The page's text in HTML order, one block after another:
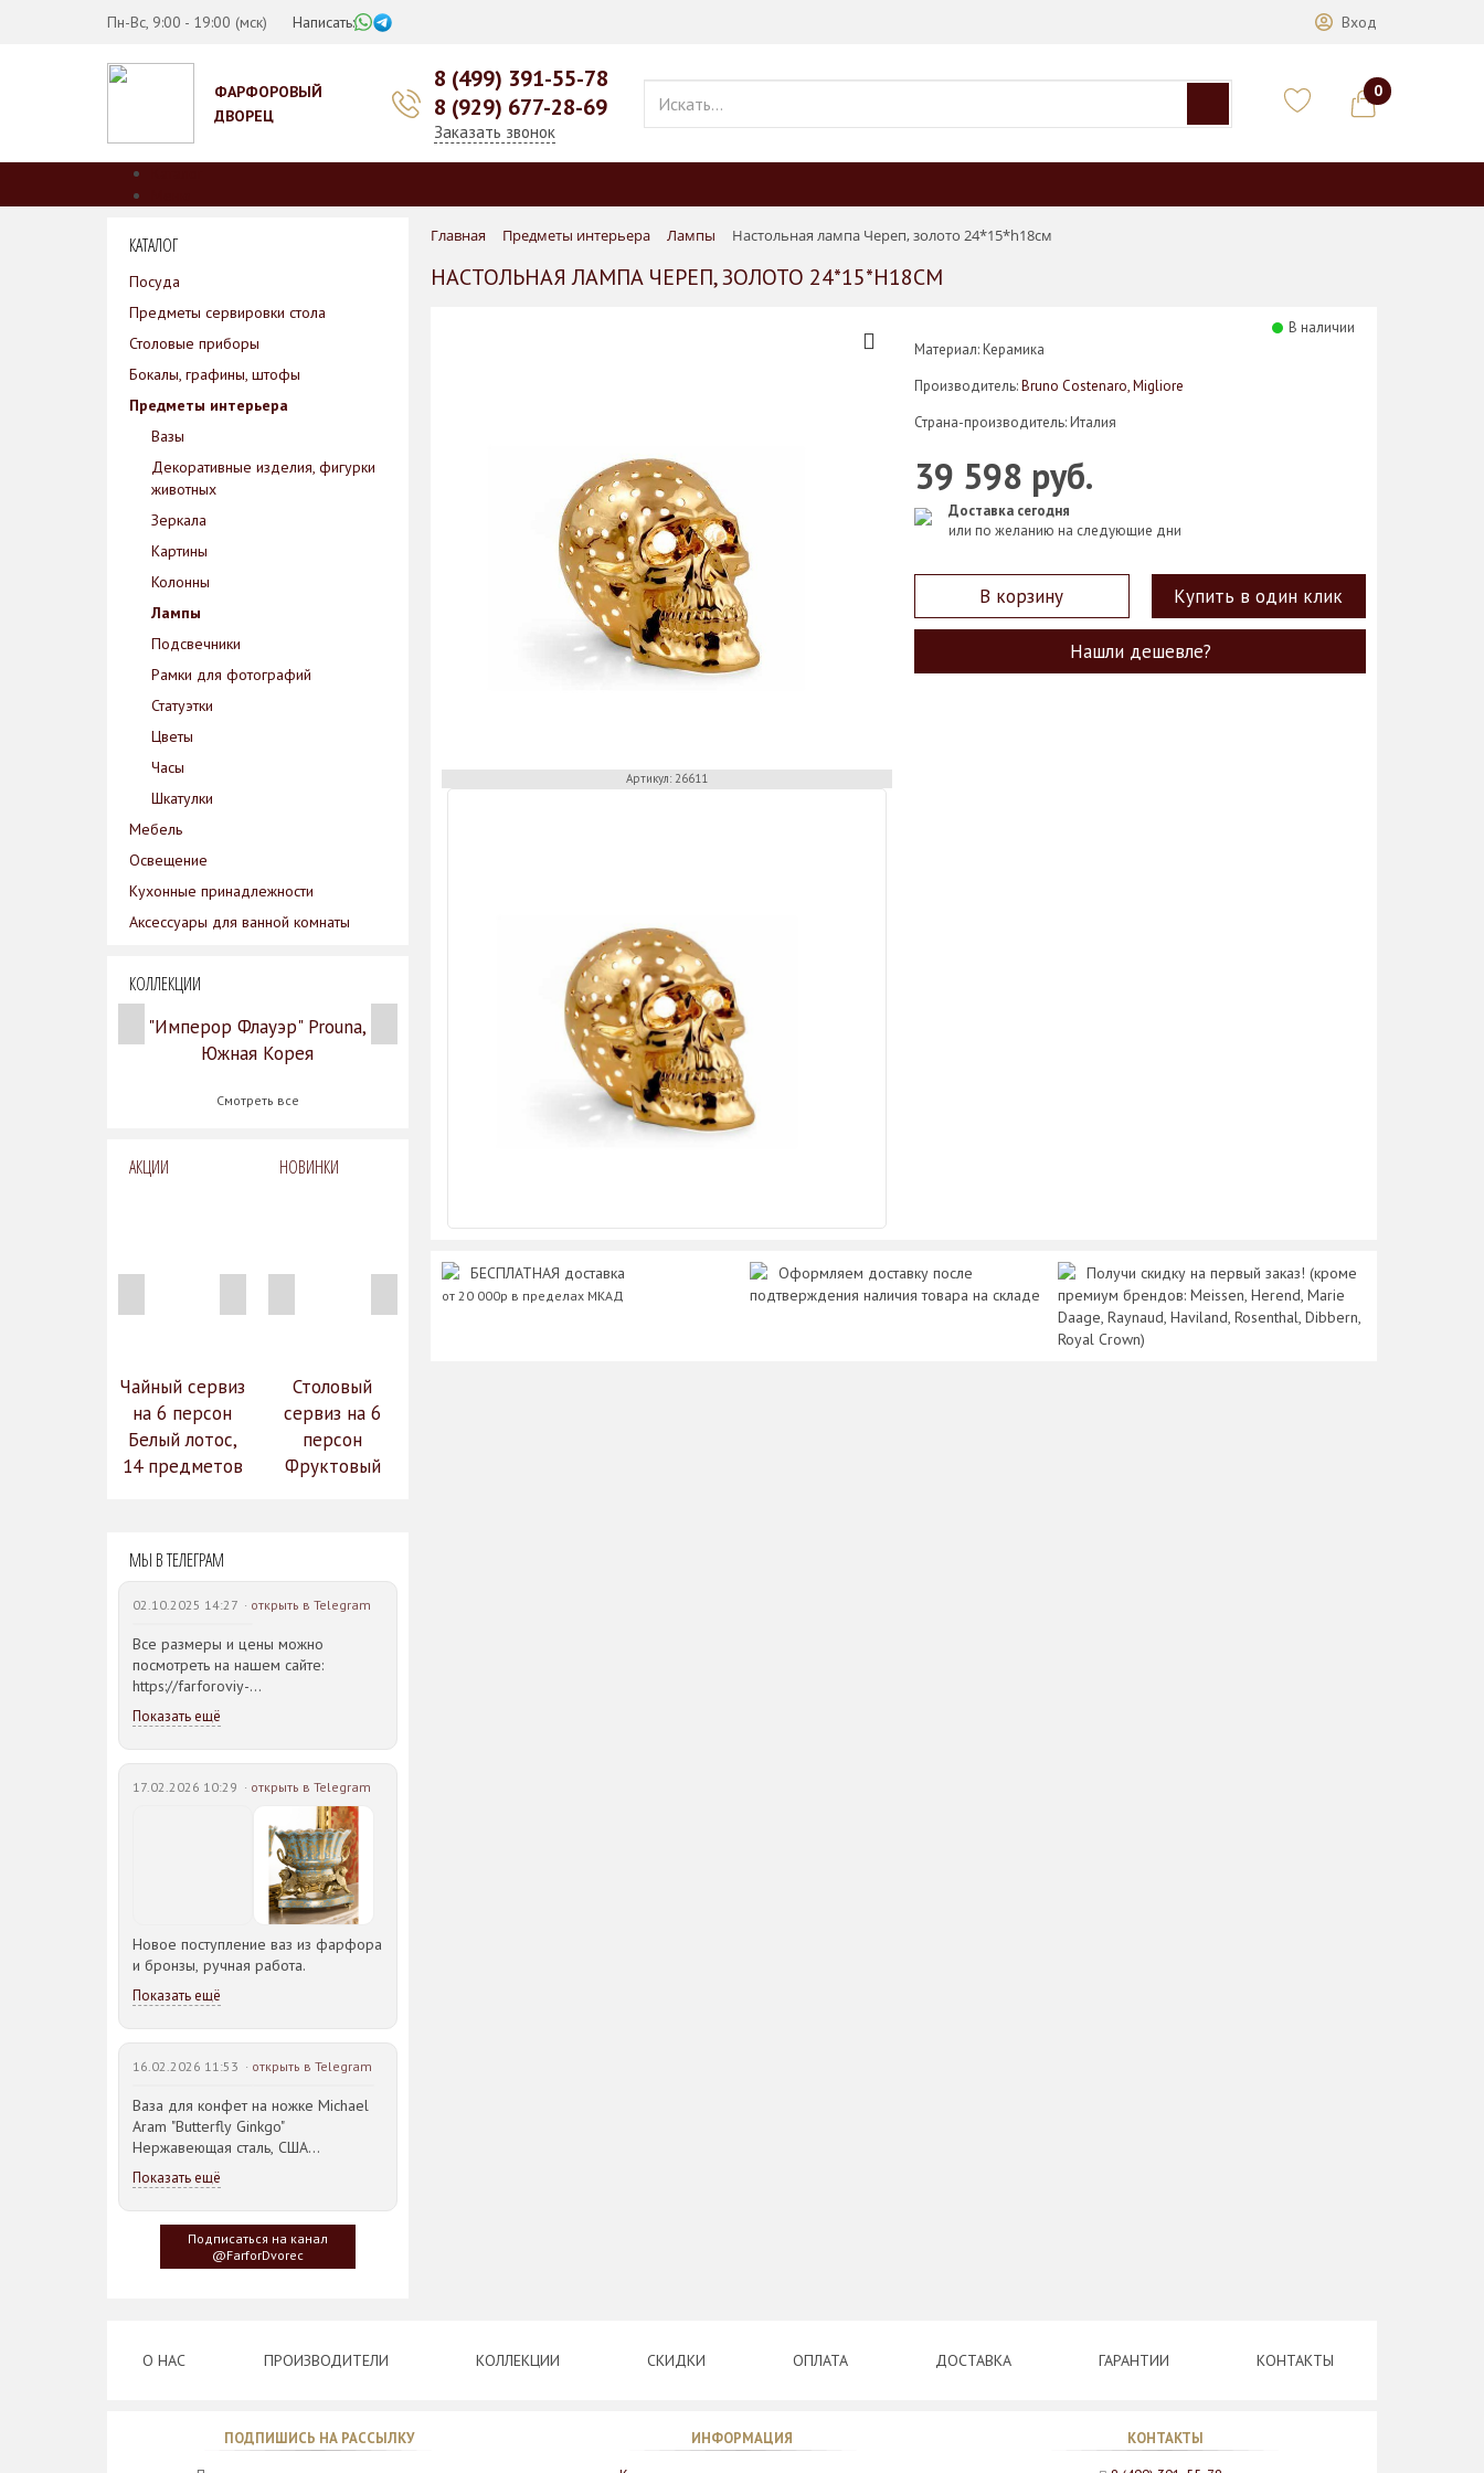
Пн-Вс, 9:00 - 19:00 (мск) Написать: Вход
ФАРФОРОВЫЙ
ДВОРЕЦ
8 (499) 391-55-78
8 (929) 677-28-69
Заказать звонок
0
Производители
Скидки
Оплата
Доставка
Контакты
Главная Предметы интерьера Лампы Настольная лампа Череп, золото 24*15*h18см
НАСТОЛЬНАЯ ЛАМПА ЧЕРЕП, ЗОЛОТО 24*15*H18СМ
Артикул: 26611
В наличии
Материал: Керамика
Производитель:Bruno Costenaro, Migliore
Страна-производитель: Италия
39 598 руб.
Доставка сегодня
или по желанию на следующие дни
В корзину Купить в один клик
Нашли дешевле?
БЕСПЛАТНАЯ доставка
от 20 000р в пределах МКАД
Оформляем доставку после
подтверждения наличия товара на складе
Получи скидку на первый заказ! (кроме
премиум брендов: Meissen, Herend, Marie
Daage, Raynaud, Haviland, Rosenthal, Dibbern,
Royal Crown)
КАТАЛОГ
Посуда
Предметы сервировки стола
Столовые приборы
Бокалы, графины, штофы
Предметы интерьера
Вазы
Декоративные изделия, фигурки
животных
Зеркала
Картины
Колонны
Лампы
Подсвечники
Рамки для фотографий
Статуэтки
Цветы
Часы
Шкатулки
Мебель
Освещение
Кухонные принадлежности
Аксессуары для ванной комнаты
КОЛЛЕКЦИИ
"Имперор Флауэр" Prouna,
Южная Корея
Смотреть все
АКЦИИ
Чайный сервиз
на 6 персон
Белый лотос,
14 предметов
742 руб.
НОВИНКИ
Столовый
сервиз на 6
персон
Фруктовый
МЫ В ТЕЛЕГРАМ
02.10.2025 14:27 · открыть в Telegram
Все размеры и цены можно
посмотреть на нашем сайте:
https://farforoviy-
dvorec.ru/catalog/brands/Bohemia_JIHLAVA/
Показать ещё
17.02.2026 10:29 · открыть в Telegram
Новое поступление ваз из фарфора
и бронзы, ручная работа.
Показать ещё
16.02.2026 11:53 · открыть в Telegram
Ваза для конфет на ножке Michael
Aram "Butterfly Ginkgo"
Нержавеющая сталь, США
23,5*21,5*14,5см
Идея такого дизайна предметов
сервировки стола пришла
создателю, когда он впервые
увидел дерево Гинкго Билоба, у
Показать ещё
Подписаться на канал
@FarforDvorec
О НАС ПРОИЗВОДИТЕЛИ КОЛЛЕКЦИИ СКИДКИ ОПЛАТА ДОСТАВКА ГАРАНТИИ КОНТАКТЫ
ПОДПИШИСЬ НА РАССЫЛКУ
ИНФОРМАЦИЯ
КОНТАКТЫ